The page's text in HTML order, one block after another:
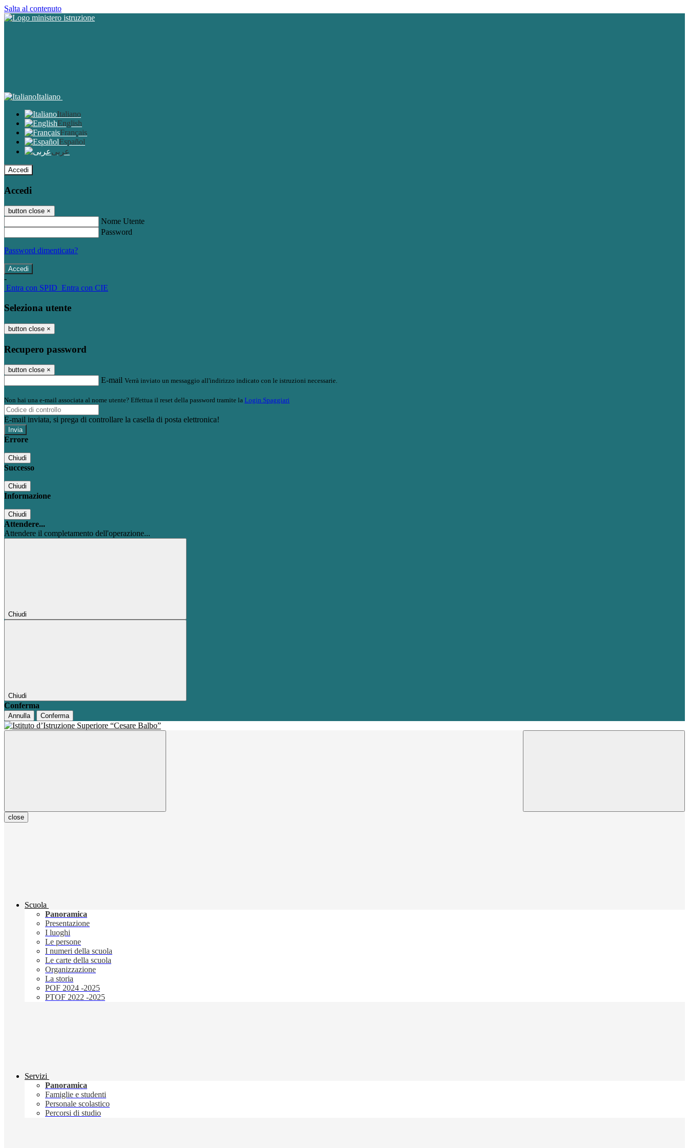
Salta al contenuto
Italiano
Italiano
English
Français
Español
عربى
Accedi
Accedi
button close ×
Nome Utente
Password
Password dimenticata?
-
Entra con SPID Entra con CIE
Seleziona utente
button close ×
Recupero password
button close ×
E-mail Verrà inviato un messaggio all'indirizzo indicato con le istruzioni necessarie.
Non hai una e-mail associata al nome utente? Effettua il reset della password tramite la Login Spaggiari
E-mail inviata, si prega di controllare la casella di posta elettronica!
Errore
Chiudi
Successo
Chiudi
Informazione
Chiudi
Attendere...
Attendere il completamento dell'operazione...
Chiudi
Chiudi
Conferma
Annulla Conferma
close
Scuola
Panoramica
Presentazione
I luoghi
Le persone
I numeri della scuola
Le carte della scuola
Organizzazione
La storia
POF 2024 -2025
PTOF 2022 -2025
Servizi
Panoramica
Famiglie e studenti
Personale scolastico
Percorsi di studio